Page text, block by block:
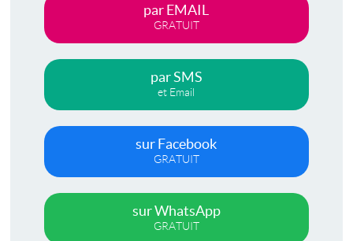
par EMAIL
GRATUIT
par SMS
et Email
sur Facebook
GRATUIT
sur WhatsApp
GRATUIT